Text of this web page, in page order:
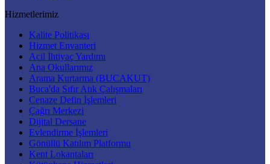
Hizmetlerimiz
Kalite Politikası
Hizmet Envanteri
Acil İhtiyaç Yardımı
Ana Okullarımız
Arama Kurtarma (BUCAKUT)
Buca'da Sıfır Atık Çalışmaları
Cenaze Defin İşlemleri
Çağrı Merkezi
Dijital Dersane
Evlendirme İşlemleri
Gönüllü Katılım Platformu
Kent Lokantaları